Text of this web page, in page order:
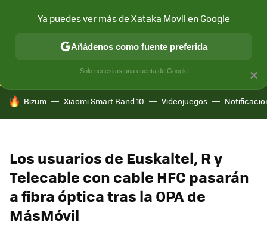
CONECTIVIDAD MÓVIL Y SOCIEDAD APLICACIONES
HOY SE HABLA DE
Bizum Xiaomi Smart Band 10 Videojuegos
Los usuarios de Euskaltel, R y
Telecable con cable HFC pasarán
a fibra óptica tras la OPA de
MásMóvil
×
Ya puedes ver más de Xataka Movil en Google
Añádenos como fuente preferida
Solo necesitas una cuenta de Google